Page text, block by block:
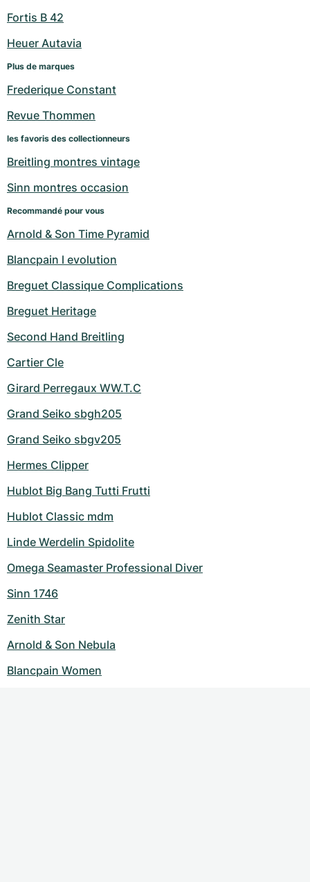
Fortis B 42
Heuer Autavia
Plus de marques
Frederique Constant
Revue Thommen
les favoris des collectionneurs
Breitling montres vintage
Sinn montres occasion
Recommandé pour vous
Arnold & Son Time Pyramid
Blancpain l evolution
Breguet Classique Complications
Breguet Heritage
Second Hand Breitling
Cartier Cle
Girard Perregaux WW.T.C
Grand Seiko sbgh205
Grand Seiko sbgv205
Hermes Clipper
Hublot Big Bang Tutti Frutti
Hublot Classic mdm
Linde Werdelin Spidolite
Omega Seamaster Professional Diver
Sinn 1746
Zenith Star
Arnold & Son Nebula
Blancpain Women